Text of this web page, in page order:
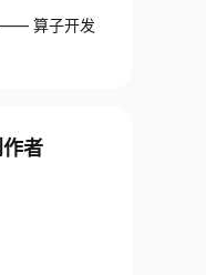
—— 算子开发
者